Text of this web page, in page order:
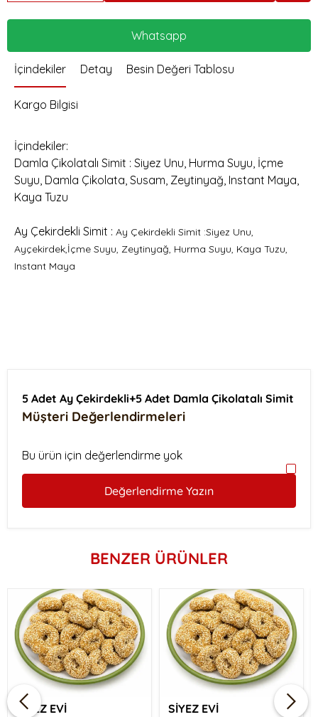
Whatsapp
İçindekiler Detay Besin Değeri Tablosu
Kargo Bilgisi
İçindekiler:
Damla Çikolatalı Simit : Siyez Unu, Hurma Suyu, İçme
Suyu, Damla Çikolata, Susam, Zeytinyağ, Instant Maya,
Kaya Tuzu
Ay Çekirdekli Simit : Ay Çekirdekli Simit :Siyez Unu,
Ayçekirdek,İçme Suyu, Zeytinyağ, Hurma Suyu, Kaya Tuzu,
Instant Maya
5 Adet Ay Çekirdekli+5 Adet Damla Çikolatalı Simit
Müşteri Değerlendirmeleri
Bu ürün için değerlendirme yok
Değerlendirme Yazın
BENZER ÜRÜNLER
SİYEZ EVİ
SİYEZ EVİ